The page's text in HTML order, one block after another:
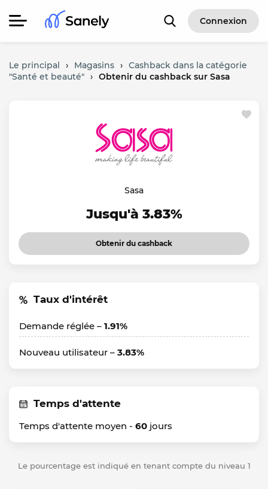
Connexion
Le principal › Magasins › Cashback dans la catégorie
"Santé et beauté" › Obtenir du cashback sur Sasa
Sasa
Jusqu'à 3.83%
Obtenir du cashback
Taux d'intérêt
Demande réglée – 1.91%
Nouveau utilisateur – 3.83%
Temps d'attente
Temps d'attente moyen - 60 jours
Le pourcentage est indiqué en tenant compte du niveau 1